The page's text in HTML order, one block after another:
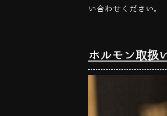
い合わせください。
ホルモン取扱